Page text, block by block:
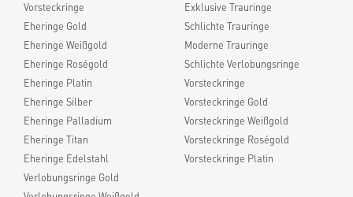
Vorsteckringe
Eheringe Gold
Eheringe Weißgold
Eheringe Roségold
Eheringe Platin
Eheringe Silber
Eheringe Palladium
Eheringe Titan
Eheringe Edelstahl
Verlobungsringe Gold
Exklusive Trauringe
Schlichte Trauringe
Moderne Trauringe
Schlichte Verlobungsringe
Vorsteckringe
Vorsteckringe Gold
Vorsteckringe Weißgold
Vorsteckringe Roségold
Vorsteckringe Platin